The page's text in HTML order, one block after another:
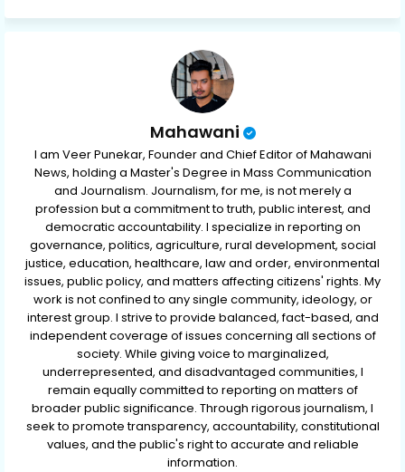
ap
Mahawani
I am Veer Punekar, Founder and Chief Editor of Mahawani
News, holding a Master's Degree in Mass Communication
and Journalism. Journalism, for me, is not merely a
profession but a commitment to truth, public interest, and
democratic accountability. I specialize in reporting on
governance, politics, agriculture, rural development, social
justice, education, healthcare, law and order, environmental
issues, public policy, and matters affecting citizens' rights. My
work is not confined to any single community, ideology, or
interest group. I strive to provide balanced, fact-based, and
independent coverage of issues concerning all sections of
society. While giving voice to marginalized,
underrepresented, and disadvantaged communities, I
remain equally committed to reporting on matters of
broader public significance. Through rigorous journalism, I
seek to promote transparency, accountability, constitutional
values, and the public's right to accurate and reliable
information.